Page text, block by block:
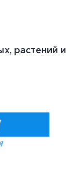
растений и